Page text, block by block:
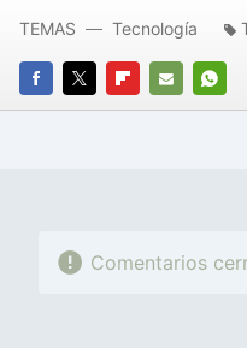
FACEBOOK
TWITTERFLIPBOARD
E-
TEMAS Tecnología
Comentarios